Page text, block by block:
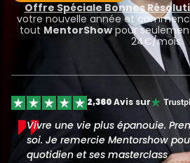
Offre Spéciale Bonnes
votre nouvelle année et
tout MentorShowpour
24€/mois.
2,360Avis sur
Vivre une vie plus épanouie.
soi. Je remercie Mentorshow
quotidien et ses masterclass